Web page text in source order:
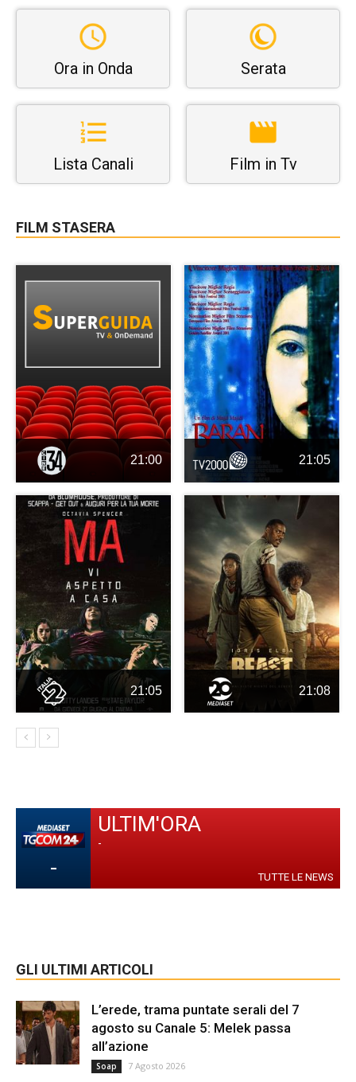
Ora in Onda Serata
Lista Canali Film in Tv
FILM STASERA
21:00 21:05
21:05 21:08
-
ULTIM'ORA
-
TUTTE LE NEWS
GLI ULTIMI ARTICOLI
L’erede, trama puntate serali del 7
agosto su Canale 5: Melek passa
all’azione
Soap 7 Agosto 2026